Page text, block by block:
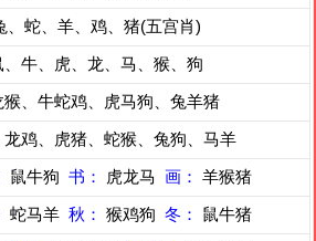
、蛇、羊、鸡、猪(五宫肖)
、牛、虎、龙、马、猴、狗
猴、牛蛇鸡、虎马狗、兔羊猪
龙鸡、虎猪、蛇猴、兔狗、马羊
鼠牛狗 书： 虎龙马 画： 羊猴猪
蛇马羊 秋： 猴鸡狗 冬： 鼠牛猪